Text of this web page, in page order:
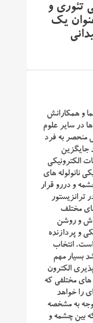
تئوری و
یک
و همکارانش
در سایر علوم
منحصر به فرد
جایگزین
الکترونیکی
نانولوله های
و دررو قرار
ترانزیستور
مختلف
و روشن
و پردازنده
انتخاب
بسیار مهم
الکترون
های مختلفی که
را خواهد
به مشخصه
بین چشمه و